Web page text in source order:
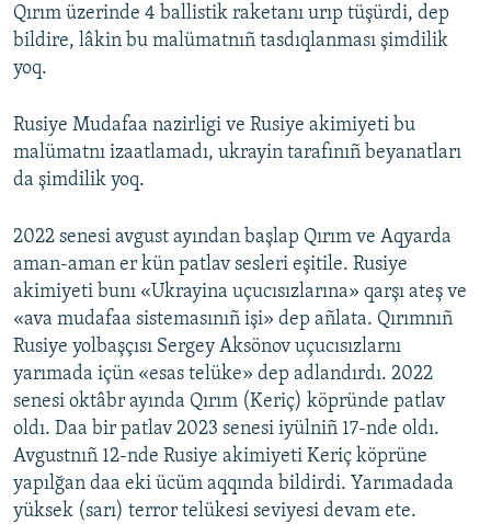
Qırım üzerinde 4 ballistik raketanı urıp tüşürdi, dep
bildire, lâkin bu malümatnıñ tasdıqlanması şimdilik
yoq.
Rusiye Mudafaa nazirligi ve Rusiye akimiyeti bu
malümatnı izaatlamadı, ukrayin tarafınıñ beyanatları
da şimdilik yoq.
2022 senesi avgust ayından başlap Qırım ve Aqyarda
aman-aman er kün patlav sesleri eşitile. Rusiye
akimiyeti bunı «Ukrayina uçucısızlarına» qarşı ateş ve
«ava mudafaa sistemasınıñ işi» dep añlata. Qırımnıñ
Rusiye yolbaşçısı Sergey Aksönov uçucısızlarnı
yarımada içün «esas telüke» dep adlandırdı. 2022
senesi oktâbr ayında Qırım (Keriç) köpründe patlav
oldı. Daa bir patlav 2023 senesi iyülniñ 17-nde oldı.
Avgustnıñ 12-nde Rusiye akimiyeti Keriç köprüne
yapılğan daa eki ücüm aqqında bildirdi. Yarımadada
yüksek (sarı) terror telükesi seviyesi devam ete.